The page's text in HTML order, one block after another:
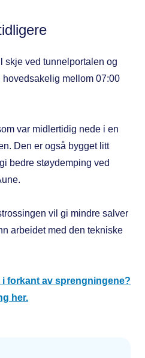
skje ved tunnelportalen og
mellom 07:00
var midlertidig nede i en
Den er også bygget litt
bedre støydemping ved
vil gi mindre salver
arbeidet med den tekniske
forkant av sprengningene?
her.